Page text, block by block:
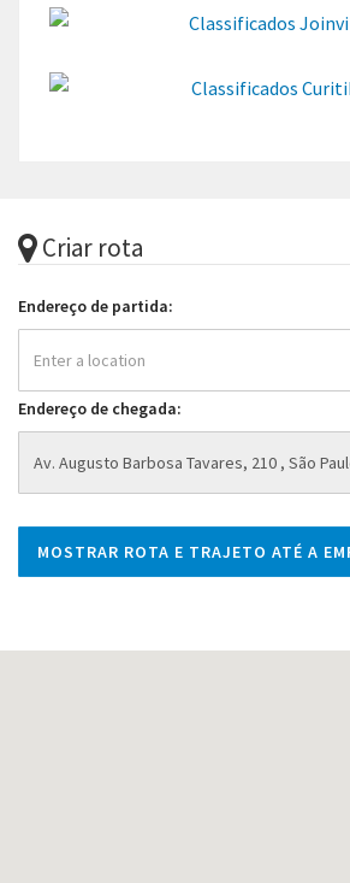
Criar rota
Endereço de partida:
Endereço de chegada: